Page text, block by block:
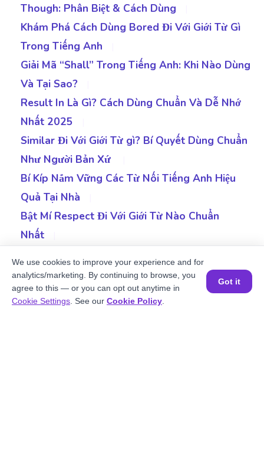
Though: Phân Biệt & Cách Dùng
Khám Phá Cách Dùng Bored Đi Với Giới Từ Gì
Trong Tiếng Anh
Giải Mã “Shall” Trong Tiếng Anh: Khi Nào Dùng
Và Tại Sao?
Result In Là Gì? Cách Dùng Chuẩn Và Dễ Nhớ
Nhất 2025
Similar Đi Với Giới Từ gì? Bí Quyết Dùng Chuẩn
Như Người Bản Xứ
Bí Kíp Nắm Vững Các Từ Nối Tiếng Anh Hiệu
Quả Tại Nhà
Bật Mí Respect Đi Với Giới Từ Nào Chuẩn
Nhất
Dụng Trong Tiếng Anh
|
Cấu Trúc Have To - Tổng Hợp Các Kiến Thức
Quan Trọng Cần Nhớ
Đặt một buổi học MIỄN PHÍ
We use cookies to improve your experience and for
analytics/marketing. By continuing to browse, you
agree to this — or you can opt out anytime in
Cookie Settings . See our Cookie Policy
Got it